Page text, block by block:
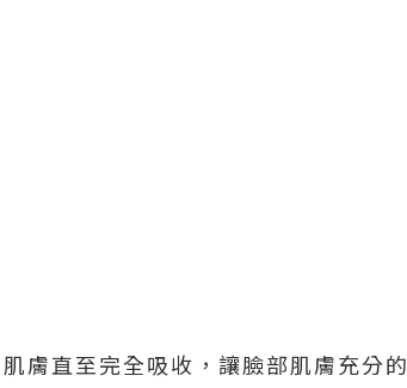
膚直至完全吸收，讓臉部肌膚充分的